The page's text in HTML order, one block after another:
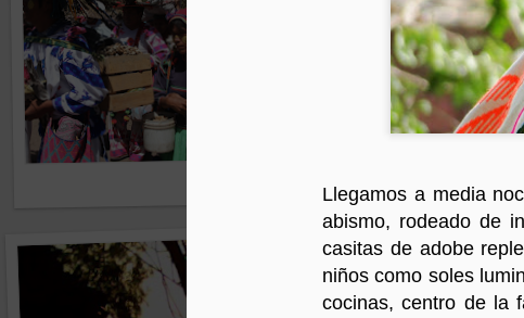
Llegamos a media
abismo, rodeado de
casitas de adobe
niños como soles
cocinas, centro de la
Hikuri Neirra I